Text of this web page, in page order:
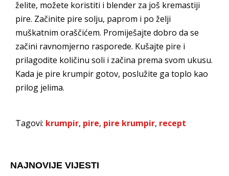
želite, možete koristiti i blender za još kremastiji
pire. Začinite pire solju, paprom i po želji
muškatnim oraščićem. Promiješajte dobro da se
začini ravnomjerno rasporede. Kušajte pire i
prilagodite količinu soli i začina prema svom ukusu.
Kada je pire krumpir gotov, poslužite ga toplo kao
prilog jelima.
Tagovi: krumpir, pire, pire krumpir, recept
NAJNOVIJE VIJESTI